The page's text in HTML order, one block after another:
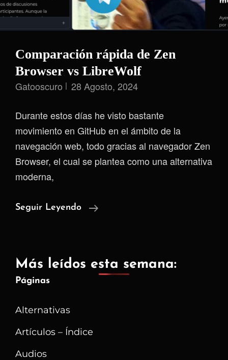
Comparación rápida de Zen
Browser vs LibreWolf
Gatooscuro 28 Agosto, 2024
Durante estos días he visto bastante
movimiento en GitHub en el ámbito de la
navegación web, todo gracias al navegador Zen
Browser, el cual se plantea como una alternativa
moderna,
Seguir Leyendo
Comparación
Browser
Más leídos esta semana:
Páginas
Alternativas
Artículos – Índice
Audios